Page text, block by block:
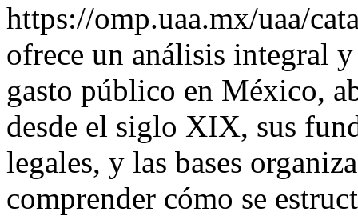
https://omp.uaa.mx/uaa/
ofrece un análisis integral
gasto público en México,
desde el siglo XIX, sus
legales, y las bases
comprender cómo se